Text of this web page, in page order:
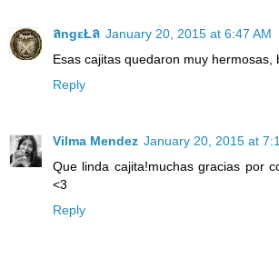
ลngεŁล January 20, 2015 at 6:47 AM
Esas cajitas quedaron muy
Reply
Vilma Mendez January 20, 2015 at
Que linda cajita!muchas gracias por
<3
Reply